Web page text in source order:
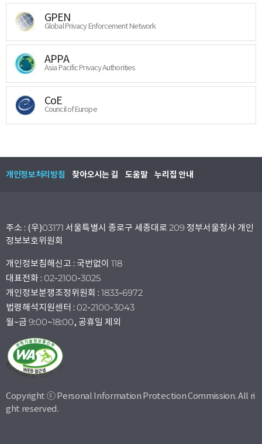
GPEN
Global Privacy Enforcement Network
APPA
Asia Pacific Privacy Authorities
CoE
Council of Europe
개인정보처리방침 찾아오시는 길 도움말 누리집 안내
주소 : (우)03171 서울특별시 종로구 세종대로 209 정부서울청사 개인
정보보호위원회
개인정보침해신고 : 국번없이 118
대표전화 : 02-2100-3025
개인정보분쟁조정위원회 : 1833-6972
법령해석지원센터 : 02-2100-3043
월~금 9:00~18:00, 공휴일 제외
Copyright ⓒ Personal Information Protection Commission. All ri
ght reserved.